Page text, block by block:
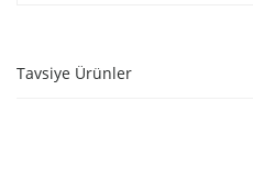
Tavsiye Ürünler